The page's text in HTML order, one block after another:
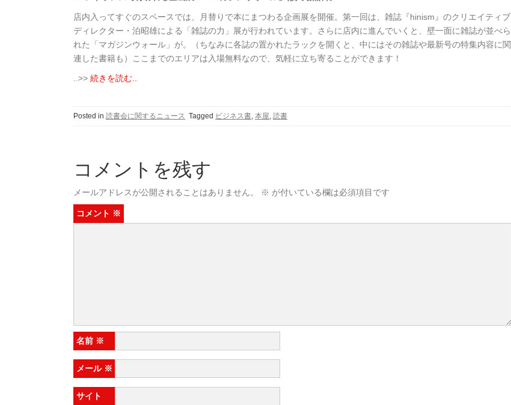
店内入ってすぐのスペースでは、月替りで本にまつわる企画展を開催。第一回は、雑誌『hinism』のクリエイティブ
ディレクター・泊昭雄による「雑誌の力」展が行われています。さらに店内に進んでいくと、壁一面に雑誌が並べら
れた「マガジンウォール」が。（ちなみに各誌の置かれたラックを開くと、中にはその雑誌や最新号の特集内容に関
連した書籍も）ここまでのエリアは入場無料なので、気軽に立ち寄ることができます！
..>> 続きを読む..
Posted in 読書会に関するニュース Tagged ビジネス書 本屋 読書
コメントを残す
メールアドレスが公開されることはありません。 ※ が付いている欄は必須項目です
コメント ※
名前 ※
メール ※
サイト